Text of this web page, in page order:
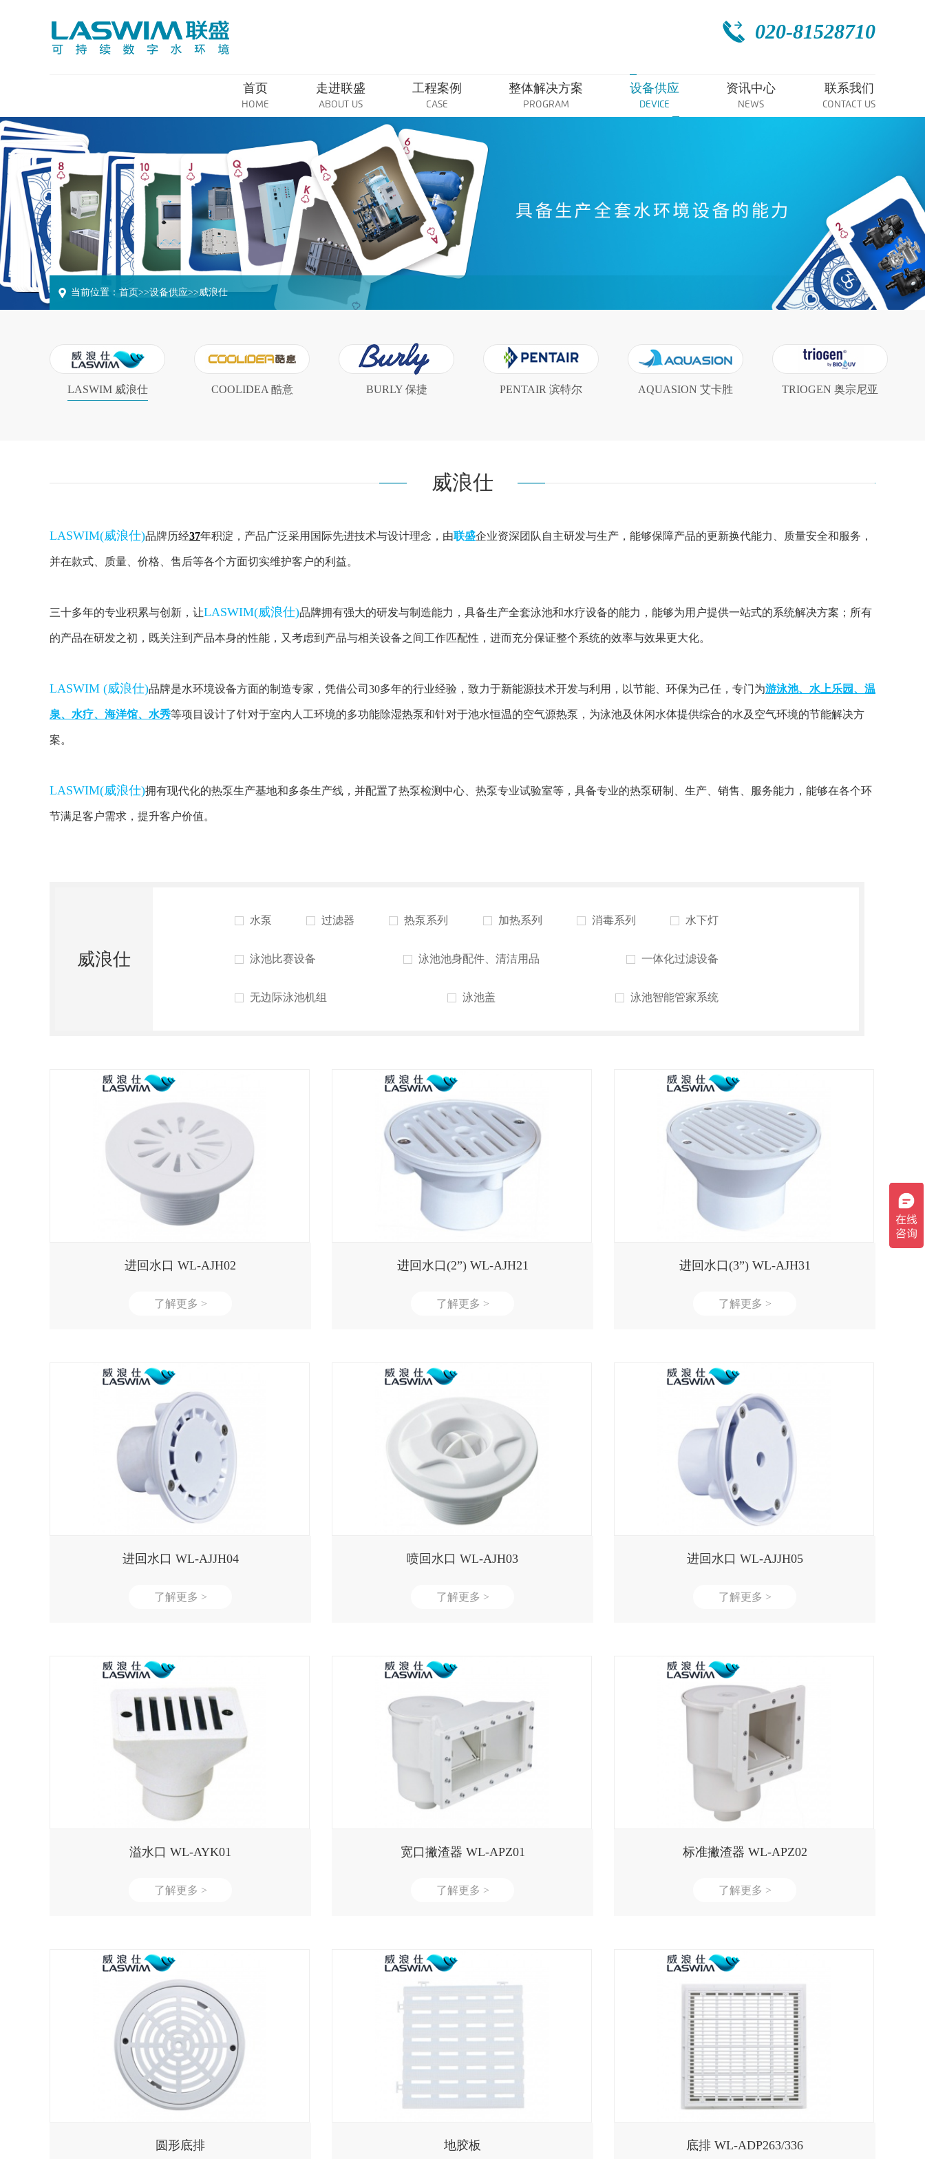
020-81528710
首页
HOME
走进联盛
ABOUT US
工程案例
CASE
整体解决方案
PROGRAM
设备供应
DEVICE
资讯中心
NEWS
联系我们
CONTACT US
当前位置： 首页>>设备供应>>威浪仕
LASWIM 威浪仕 COOLIDEA 酷意 BURLY 保捷 PENTAIR 滨特尔 AQUASION 艾卡胜 TRIOGEN 奥宗尼亚
威浪仕
LASWIM(威浪仕)品牌历经37年积淀，产品广泛采用国际先进技术与设计理念，由联盛企业资深团队自主研发与生产，能够保障产品的更新换代能力、质量安全和服务，
并在款式、质量、价格、售后等各个方面切实维护客户的利益。
三十多年的专业积累与创新，让LASWIM(威浪仕)品牌拥有强大的研发与制造能力，具备生产全套泳池和水疗设备的能力，能够为用户提供一站式的系统解决方案；所有
的产品在研发之初，既关注到产品本身的性能，又考虑到产品与相关设备之间工作匹配性，进而充分保证整个系统的效率与效果更大化。
LASWIM (威浪仕)品牌是水环境设备方面的制造专家，凭借公司30多年的行业经验，致力于新能源技术开发与利用，以节能、环保为己任，专门为游泳池、水上乐园、温
泉、水疗、海洋馆、水秀等项目设计了针对于室内人工环境的多功能除湿热泵和针对于池水恒温的空气源热泵，为泳池及休闲水体提供综合的水及空气环境的节能解决方
案。
LASWIM(威浪仕)拥有现代化的热泵生产基地和多条生产线，并配置了热泵检测中心、热泵专业试验室等，具备专业的热泵研制、生产、销售、服务能力，能够在各个环
节满足客户需求，提升客户价值。
威浪仕
水泵 过滤器 热泵系列 加热系列 消毒系列 水下灯
泳池比赛设备 泳池池身配件、清洁用品 一体化过滤设备
无边际泳池机组 泳池盖 泳池智能管家系统
进回水口 WL-AJH02
了解更多 >
进回水口(2”) WL-AJH21
了解更多 >
进回水口(3”) WL-AJH31
了解更多 >
进回水口 WL-AJJH04
了解更多 >
喷回水口 WL-AJH03
了解更多 >
进回水口 WL-AJJH05
了解更多 >
溢水口 WL-AYK01
了解更多 >
宽口撇渣器 WL-APZ01
了解更多 >
标准撇渣器 WL-APZ02
了解更多 >
圆形底排 地胶板 底排 WL-ADP263/336